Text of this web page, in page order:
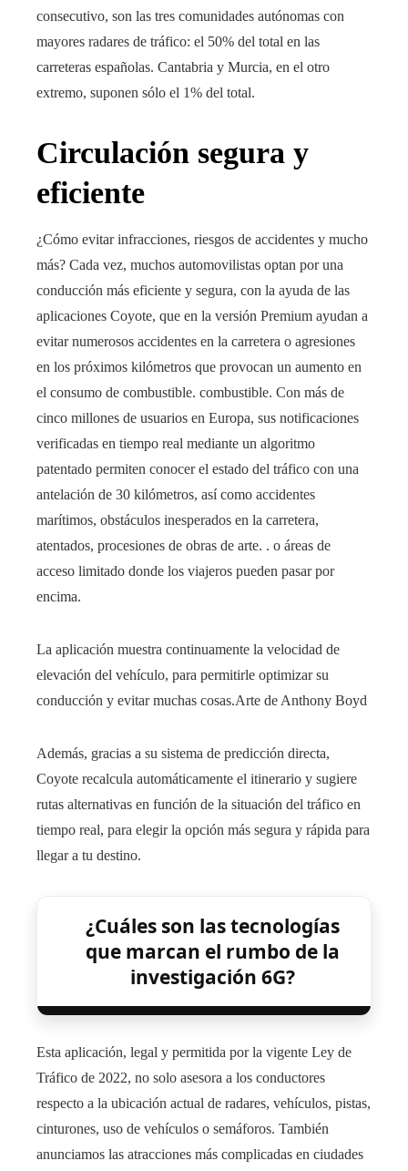
consecutivo, son las tres comunidades autónomas con
mayores radares de tráfico: el 50% del total en las
carreteras españolas. Cantabria y Murcia, en el otro
extremo, suponen sólo el 1% del total.
Circulación segura y
eficiente
¿Cómo evitar infracciones, riesgos de accidentes y mucho
más? Cada vez, muchos automovilistas optan por una
conducción más eficiente y segura, con la ayuda de las
aplicaciones Coyote, que en la versión Premium ayudan a
evitar numerosos accidentes en la carretera o agresiones
en los próximos kilómetros que provocan un aumento en
el consumo de combustible. combustible. Con más de
cinco millones de usuarios en Europa, sus notificaciones
verificadas en tiempo real mediante un algoritmo
patentado permiten conocer el estado del tráfico con una
antelación de 30 kilómetros, así como accidentes
marítimos, obstáculos inesperados en la carretera,
atentados, procesiones de obras de arte. . o áreas de
acceso limitado donde los viajeros pueden pasar por
encima.
La aplicación muestra continuamente la velocidad de
elevación del vehículo, para permitirle optimizar su
conducción y evitar muchas cosas.Arte de Anthony Boyd
Además, gracias a su sistema de predicción directa,
Coyote recalcula automáticamente el itinerario y sugiere
rutas alternativas en función de la situación del tráfico en
tiempo real, para elegir la opción más segura y rápida para
llegar a tu destino.
¿Cuáles son las tecnologías
que marcan el rumbo de la
investigación 6G?
Esta aplicación, legal y permitida por la vigente Ley de
Tráfico de 2022, no solo asesora a los conductores
respecto a la ubicación actual de radares, vehículos, pistas,
cinturones, uso de vehículos o semáforos. También
anunciamos las atracciones más complicadas en ciudades